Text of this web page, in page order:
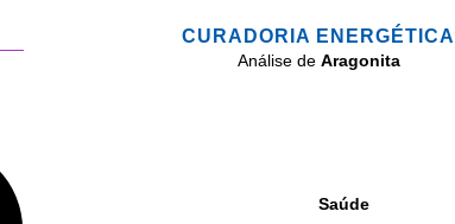
CURADORIA ENERGÉTICA
Análise de Aragonita
Saúde